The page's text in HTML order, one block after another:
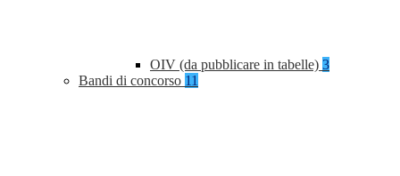
OIV (da pubblicare in tabelle) 3
Bandi di concorso 11